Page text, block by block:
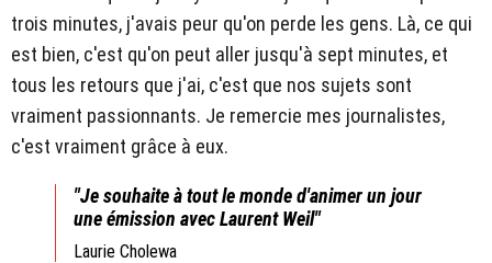
trois minutes, j'avais peur qu'on perde les gens. Là, ce qui
est bien, c'est qu'on peut aller jusqu'à sept minutes, et
tous les retours que j'ai, c'est que nos sujets sont
vraiment passionnants. Je remercie mes journalistes,
c'est vraiment grâce à eux.
"Je souhaite à tout le monde d'animer un jour
une émission avec Laurent Weil"
Laurie Cholewa